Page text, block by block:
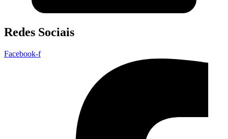
Redes Sociais
Facebook-f